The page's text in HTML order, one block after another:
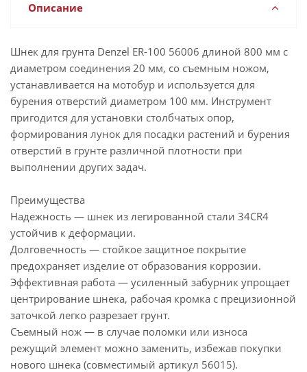
Описание
Шнек для грунта Denzel ER-100 56006 длиной 800 мм с
диаметром соединения 20 мм, со съемным ножом,
устанавливается на мотобур и используется для
бурения отверстий диаметром 100 мм. Инструмент
пригодится для установки столбчатых опор,
формирования лунок для посадки растений и бурения
отверстий в грунте различной плотности при
выполнении других задач.
Преимущества
Надежность — шнек из легированной стали 34CR4
устойчив к деформации.
Долговечность — стойкое защитное покрытие
предохраняет изделие от образования коррозии.
Эффективная работа — усиленный забурник упрощает
центрирование шнека, рабочая кромка с прецизионной
заточкой легко разрезает грунт.
Съемный нож — в случае поломки или износа
режущий элемент можно заменить, избежав покупки
нового шнека (совместимый артикул 56015).